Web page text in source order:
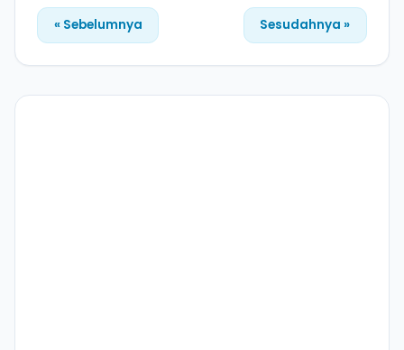
« Sebelumnya Sesudahnya »